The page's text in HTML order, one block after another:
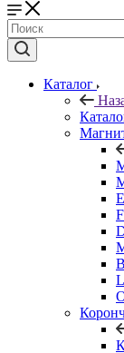
Каталог